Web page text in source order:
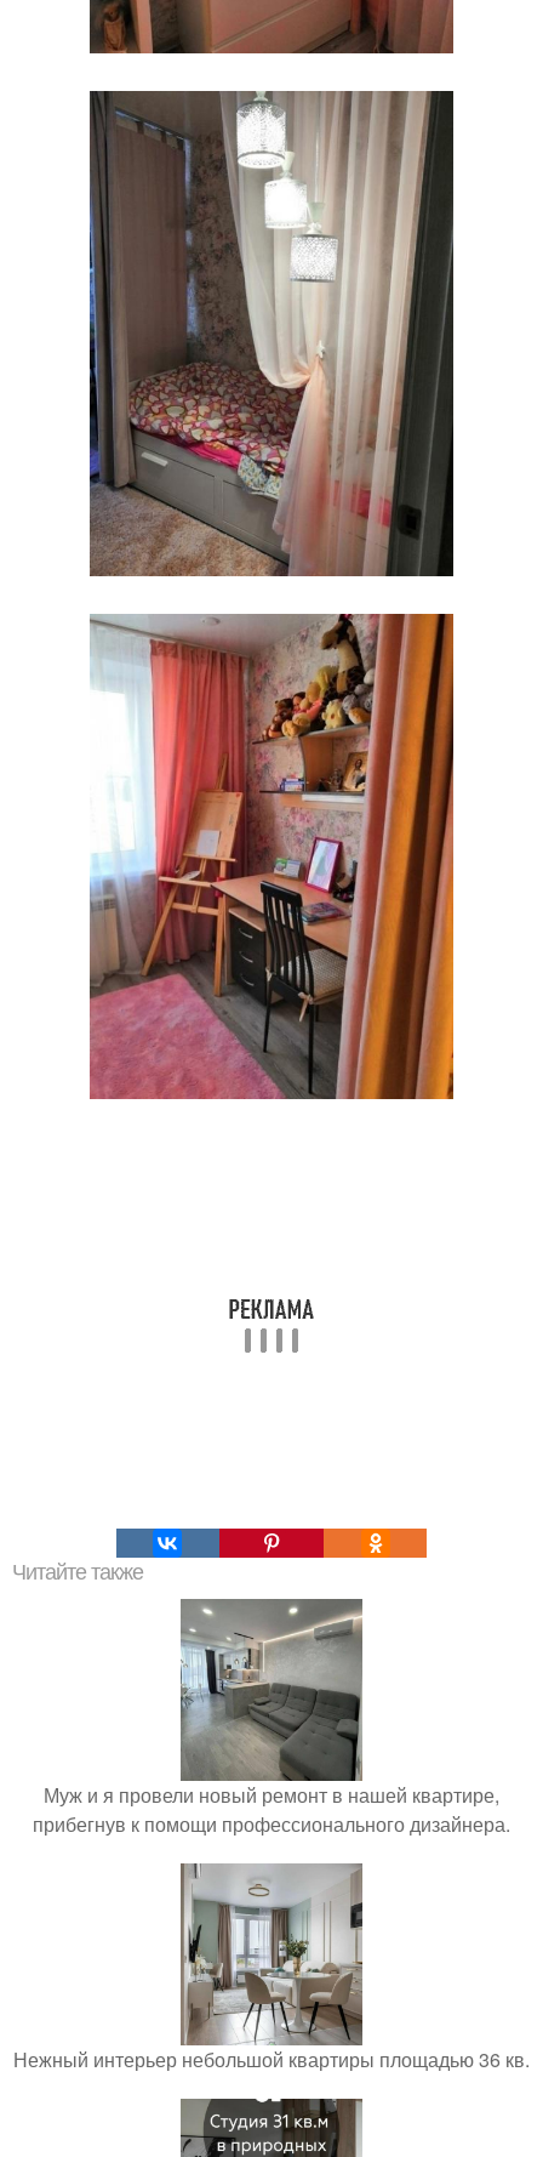
Читайте также
Муж и я провели новый ремонт в нашей квартире,
прибегнув к помощи профессионального дизайнера.
Нежный интерьер небольшой квартиры площадью 36 кв.